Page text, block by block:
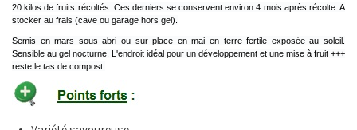
20 kilos de fruits récoltés. Ces derniers se conservent environ 4 mois après récolte. A
stocker au frais (cave ou garage hors gel).
Semis en mars sous abri ou sur place en mai en terre fertile exposée au soleil.
Sensible au gel nocturne. L'endroit idéal pour un développement et une mise à fruit +++
reste le tas de compost.